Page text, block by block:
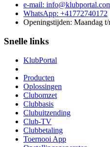
e-mail:
WhatsApp: +41772740172
Openingstijden: Maandag
Snelle links
KlubPortal
Producten
Oplossingen
Clubomzet
Clubbasis
Clubuitzending
Club-TV
Clubbetaling
Toernooi App